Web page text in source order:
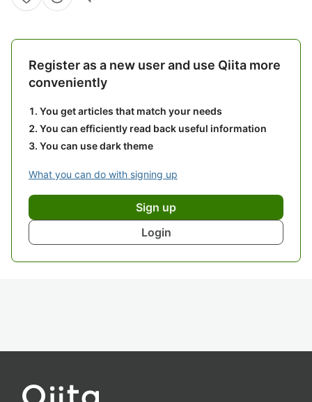
Register as a new user and use Qiita more
conveniently
You get articles that match your needs
You can efficiently read back useful information
You can use dark theme
What you can do with signing up
Sign up
Login